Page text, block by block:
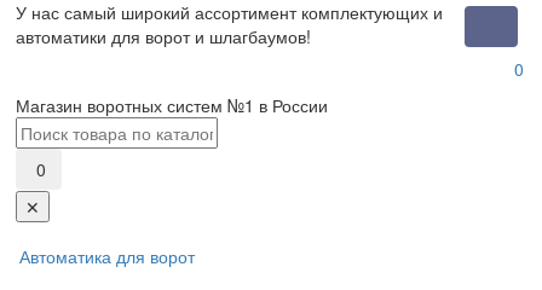
У нас самый широкий ассортимент комплектующих и
автоматики для ворот и шлагбаумов!
0
Магазин воротных систем №1 в России
0
✕
Автоматика для ворот